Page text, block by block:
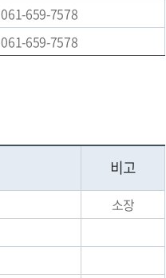
061-659-7578
061-659-7578
비고
소장